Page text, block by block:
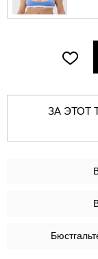
ЗА ЭТОТ ТОВАР МОЖНО